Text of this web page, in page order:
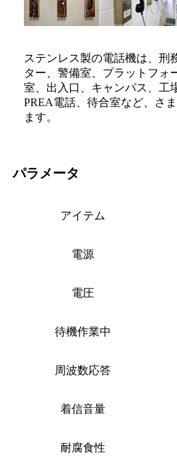
ステンレス製の電話機は、刑
ター、警備室、プラットフォ
室、出入口、キャンパス、工
PREA電話、待合室など、さ
ます。
パラメータ
アイテム
電源
電圧
待機作業中
周波数応答
着信音量
耐腐食性